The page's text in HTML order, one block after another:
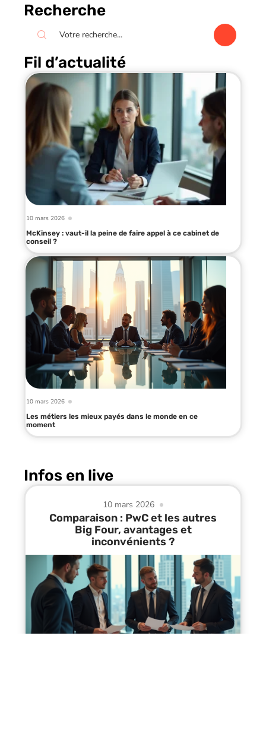
Recherche
Fil d’actualité
10 mars 2026
McKinsey : vaut-il la peine de faire appel à ce cabinet de
conseil ?
10 mars 2026
Les métiers les mieux payés dans le monde en ce
moment
Infos en live
10 mars 2026
Comparaison : PwC et les autres
Big Four, avantages et
inconvénients ?